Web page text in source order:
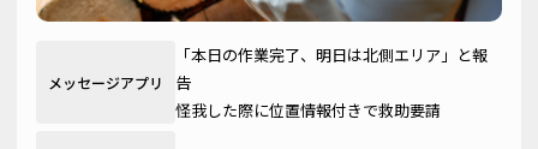
メッセージアプリ
「本日の作業完了、明日は北側エリア」と報
告
怪我した際に位置情報付きで救助要請